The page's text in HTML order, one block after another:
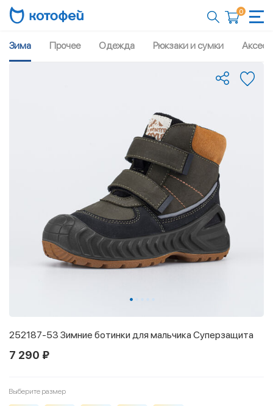
0
Зима Прочее Одежда Рюкзаки и сумки
252187-53 Зимние ботинки для мальчика Суперзащита
7 290 ₽
Выберите размер